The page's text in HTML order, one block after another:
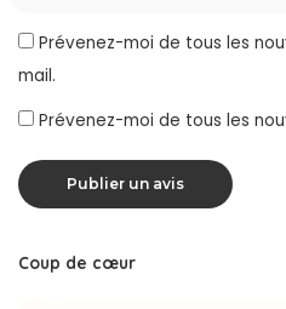
Prévenez-moi de tous les
mail.
Prévenez-moi de tous les
Coup de cœur